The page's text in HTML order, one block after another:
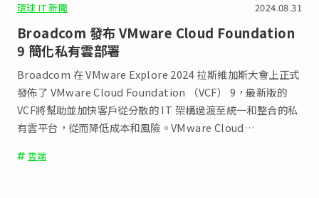
環球 IT 新聞 2024.08.31
Broadcom 發布 VMware Cloud Foundation
9 簡化私有雲部署
Broadcom 在 VMware Explore 2024 拉斯維加斯大會上正式
發佈了 VMware Cloud Foundation （VCF） 9，最新版的
VCF將幫助並加快客戶從分散的 IT 架構過渡至統一和整合的私
有雲平台，從而降低成本和風險。VMware Cloud
其安全性及成本效益。
雲端